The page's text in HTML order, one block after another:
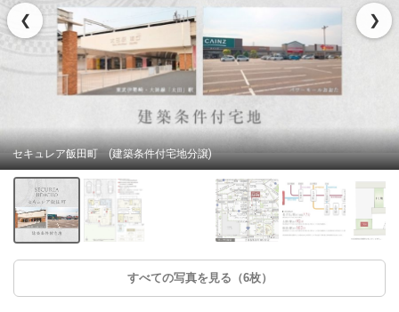
❮
セキュレア飯田町 (建築条件付宅地分譲)
❯
すべての写真を見る（6枚）